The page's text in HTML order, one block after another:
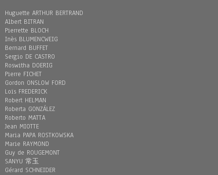
Huguette ARTHUR BERTRAND
Albert BITRAN
Pierrette BLOCH
Inès BLUMENCWEIG
Bernard BUFFET
Sergio DE CASTRO
Roswitha DOERIG
Pierre FICHET
Gordon ONSLOW FORD
Loïs FREDERICK
Robert HELMAN
Roberta GONZÁLEZ
Roberto MATTA
Jean MIOTTE
Maria PAPA ROSTKOWSKA
Marie RAYMOND
Guy de ROUGEMONT
SANYU 常玉
Gérard SCHNEIDER